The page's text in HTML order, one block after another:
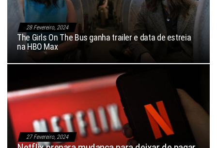
28 Fevereiro, 2024
The Girls On The Bus ganha trailer e data de estreia
na HBO Max
27 Fevereiro, 2024